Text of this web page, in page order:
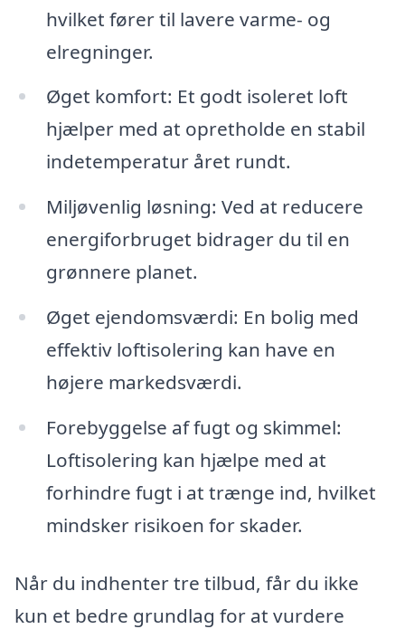
hvilket fører til lavere varme- og
elregninger.
Øget komfort: Et godt isoleret loft
hjælper med at opretholde en stabil
indetemperatur året rundt.
Miljøvenlig løsning: Ved at reducere
energiforbruget bidrager du til en
grønnere planet.
Øget ejendomsværdi: En bolig med
effektiv loftisolering kan have en
højere markedsværdi.
Forebyggelse af fugt og skimmel:
Loftisolering kan hjælpe med at
forhindre fugt i at trænge ind, hvilket
mindsker risikoen for skader.
Når du indhenter tre tilbud, får du ikke
kun et bedre grundlag for at vurdere